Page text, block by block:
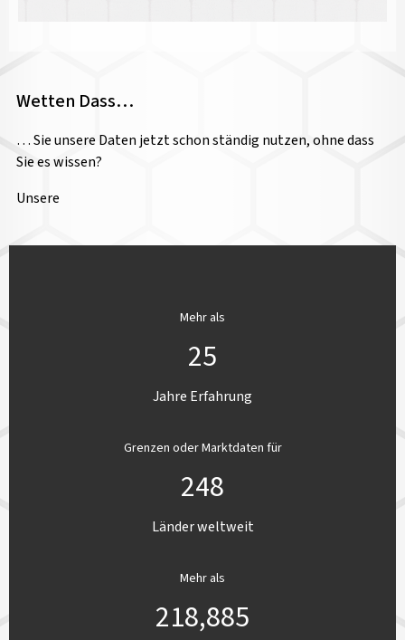
Wetten Dass…
… Sie unsere Daten jetzt schon ständig nutzen, ohne dass
Sie es wissen?
Unsere
Mehr als
25
Jahre Erfahrung
Grenzen oder Marktdaten für
248
Länder weltweit
Mehr als
218,885